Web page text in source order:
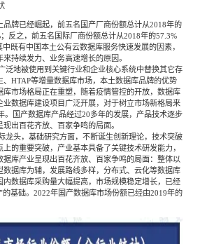
品牌已经崛起，前五名国产厂商份额总计从2018年的
反之，前五名国际厂商份额总计从2018年的57.3%
既有中国本土公有云数据库服务快速发展的因素，
持续发力、业务高速增长的原因。
泛地被使用到关键行业和企业核心系统中替换其它存
HTAP等增量数据库市场，本土数据库品牌的优势
市场格局正在重塑，随着疫情管控的开放，数据库
业数据库建设项目广泛开展，对于树立市场新格局来
。国产数据库产品经过20多年的发展，产品技术逐步
出百花齐放、百家争鸣的局面。
龙头，基础研究方面，不断诞生创新理论，技术突破
的重要突破，产业基本具备了关键技术研发能力，
据库产业呈现出百花齐放、百家争鸣的局面：整体以
据库为辅，发展路线多样，分布式、云化等数据库
内数据库采购量大幅提高，市场规模稳定增长，已经
的基础。2022年国产数据库市场份额已经由2019年的